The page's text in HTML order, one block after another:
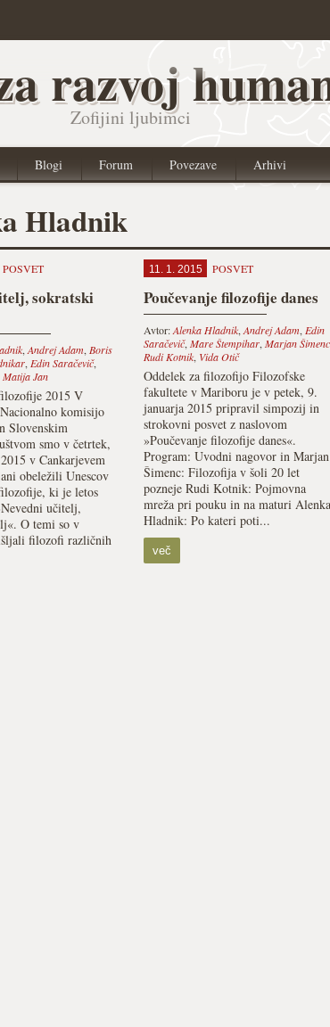
razvoj
Zofijini ljubimci
Blogi Forum Povezave Arhivi
Hladnik
POSVET
sokratski
, Andrej Adam, Boris
, Edin Saračevič,
Matija Jan
2015 V
komisijo
Slovenskim
smo v četrtek,
v Cankarjevem
obeležili Unescov
ki je letos
učitelj,
O temi so v
filozofi različnih
11. 1. 2015 POSVET
Poučevanje filozofije danes
Avtor:Alenka Hladnik, Andrej Adam, Edin
Saračevič, Mare Štempihar, Marjan Šimenc
Rudi Kotnik, Vida Otič
Oddelek za filozofijo Filozofske
fakultete v Mariboru je v petek, 9.
januarja 2015 pripravil simpozij in
strokovni posvet z naslovom
»Poučevanje filozofije danes«.
Program: Uvodni nagovor in Marjan
Šimenc: Filozofija v šoli 20 let
pozneje Rudi Kotnik: Pojmovna
mreža pri pouku in na maturi Alenka
Hladnik: Po kateri poti...
več